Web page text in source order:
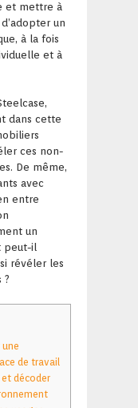
et mettre à
un
à la fois
et à
dans cette
ces non-
De même,
avec
entre
un
peut-il
révéler les
?
de travail
décoder